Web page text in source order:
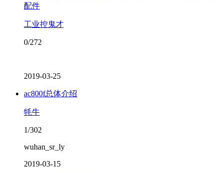
配件
工业控鬼才
0/272
2019-03-25
ac800f总体介绍
牦牛
1/302
wuhan_sr_ly
2019-03-15